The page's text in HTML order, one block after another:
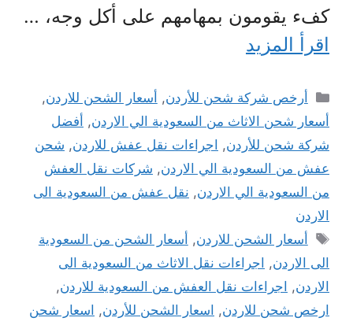
كفء يقومون بمهامهم على أكل وجه، …
اقرأ المزيد
التصنيفات
أرخص شركة شحن للأردن, أسعار الشحن للاردن,
أسعار شحن الاثاث من السعودية الي الاردن, أفضل
شركة شحن للأردن, اجراءات نقل عفش للاردن, شحن
عفش من السعودية الي الاردن, شركات نقل العفش
من السعودية الي الاردن, نقل عفش من السعودية الى
الاردن
الوسوم
أسعار الشحن للاردن, أسعار الشحن من السعودية
الى الاردن, اجراءات نقل الاثاث من السعودية الى
الاردن, اجراءات نقل العفش من السعودية للاردن,
ارخص شحن للاردن, اسعار الشحن للأردن, اسعار شحن